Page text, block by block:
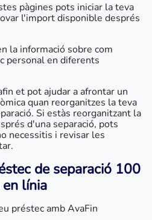
pàgines pots iniciar la teva
l'import disponible després
la informació sobre com
personal en diferents
et pot ajudar a afrontar un
quan reorganitzes la teva
Si estàs reorganitzant la
d'una separació, pots
necessitis i revisar les
de separació 100
línia
préstec amb AvaFin